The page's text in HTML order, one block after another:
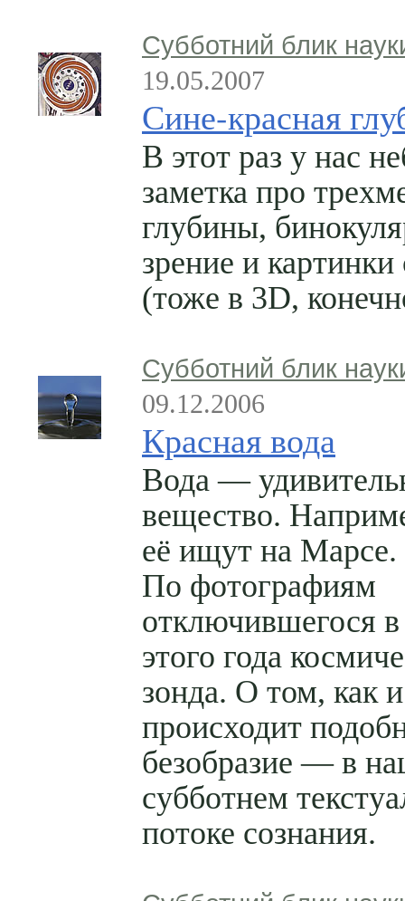
Субботний блик
19.05.2007
Сине-красная
В этот раз у нас
заметка про
глубины,
зрение и
(тоже в 3D,
Субботний блик
09.12.2006
Красная вода
Вода —
вещество.
её ищут на Марсе.
По фотографиям
отключившегося
этого года
зонда. О том, как
происходит
безобразие — в
субботнем
потоке сознания.